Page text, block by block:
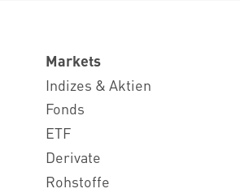
Markets
Indizes & Aktien
Fonds
ETF
Derivate
Rohstoffe